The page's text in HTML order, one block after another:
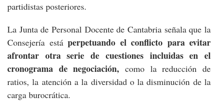
partidistas posteriores.
La Junta de Personal Docente de Cantabria señala que la
Consejería está perpetuando el conflicto para evitar
afrontar otra serie de cuestiones incluidas en el
cronograma de negociación, como la reducción de
ratios, la atención a la diversidad o la disminución de la
carga burocrática.